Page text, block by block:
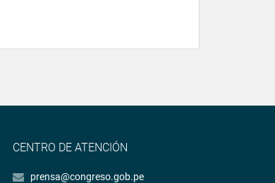
CENTRO DE ATENCIÓN
prensa@congreso.gob.pe